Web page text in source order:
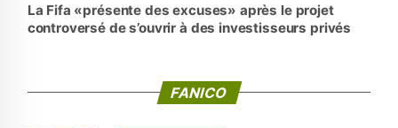
La Fifa «présente des excuses» après le projet
controversé de s’ouvrir à des investisseurs privés
FANICO